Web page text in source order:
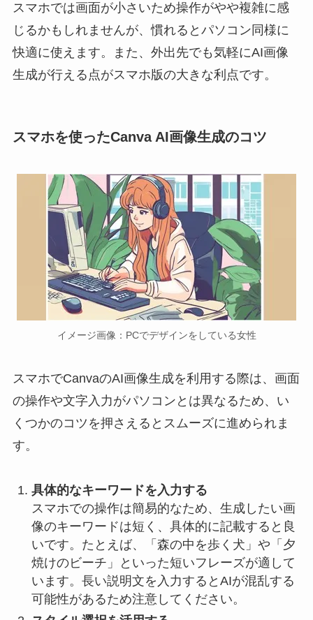
スマホでは画面が小さいため操作がやや複雑に感
じるかもしれませんが、慣れるとパソコン同様に
快適に使えます。また、外出先でも気軽にAI画像
生成が行える点がスマホ版の大きな利点です。
スマホを使ったCanva AI画像生成のコツ
イメージ画像：PCでデザインをしている女性
スマホでCanvaのAI画像生成を利用する際は、画面
の操作や文字入力がパソコンとは異なるため、い
くつかのコツを押さえるとスムーズに進められま
す。
具体的なキーワードを入力する
スマホでの操作は簡易的なため、生成したい画
像のキーワードは短く、具体的に記載すると良
いです。たとえば、「森の中を歩く犬」や「夕
焼けのビーチ」といった短いフレーズが適して
います。長い説明文を入力するとAIが混乱する
可能性があるため注意してください。